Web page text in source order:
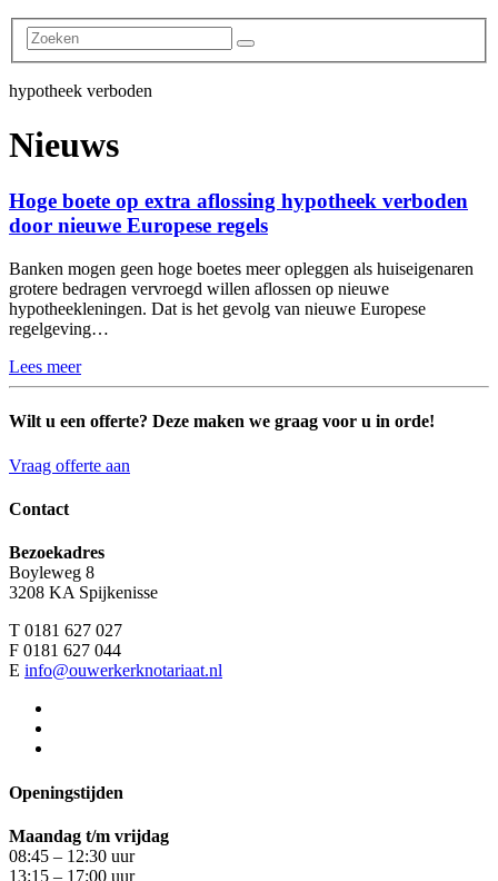
hypotheek verboden
Nieuws
Hoge boete op extra aflossing hypotheek verboden
door nieuwe Europese regels
Banken mogen geen hoge boetes meer opleggen als huiseigenaren
grotere bedragen vervroegd willen aflossen op nieuwe
hypotheekleningen. Dat is het gevolg van nieuwe Europese
regelgeving…
Lees meer
Wilt u een offerte? Deze maken we graag voor u in orde!
Vraag offerte aan
Contact
Bezoekadres
Boyleweg 8
3208 KA Spijkenisse
T 0181 627 027
F 0181 627 044
E info@ouwerkerknotariaat.nl
Openingstijden
Maandag t/m vrijdag
08:45 – 12:30 uur
13:15 – 17:00 uur